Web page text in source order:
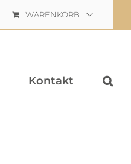
WARENKORB
Kontakt